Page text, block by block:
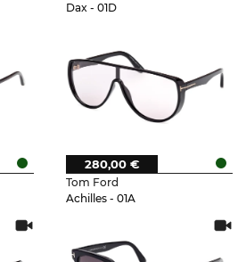
Dax - 01D
Tom Ford
Achilles - 01A
280,00 €